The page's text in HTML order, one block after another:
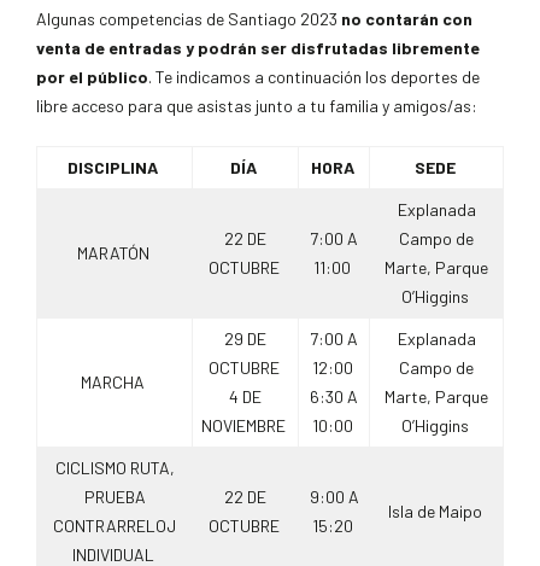
Algunas competencias de Santiago 2023 no contarán con
venta de entradas y podrán ser disfrutadas libremente
por el público. Te indicamos a continuación los deportes de
libre acceso para que asistas junto a tu familia y amigos/as:
DISCIPLINA DÍA HORA SEDE
MARATÓN
22 DE
OCTUBRE
7:00 A
11:00
Explanada
Campo de
Marte, Parque
O’Higgins
MARCHA
29 DE
OCTUBRE
4 DE
NOVIEMBRE
7:00 A
12:00
6:30 A
10:00
Explanada
Campo de
Marte, Parque
O’Higgins
CICLISMO RUTA,
PRUEBA
CONTRARRELOJ
INDIVIDUAL
22 DE
OCTUBRE
9:00 A
15:20
Isla de Maipo